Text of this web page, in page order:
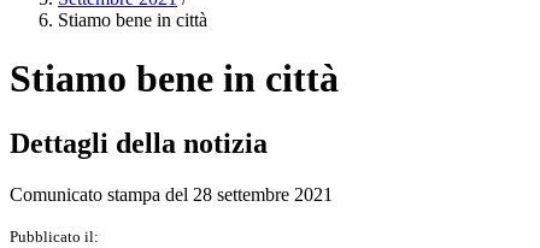
Stiamo bene in città
Stiamo bene in città
Dettagli della notizia
Comunicato stampa del 28 settembre 2021
Pubblicato il: